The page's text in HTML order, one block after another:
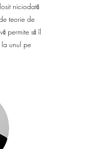
niciodată
teorie de
permite să îl
la unul pe